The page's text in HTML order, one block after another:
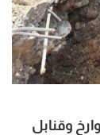
وقنابل